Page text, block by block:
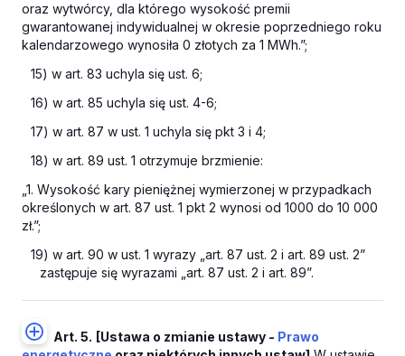
oraz wytwórcy, dla którego wysokość premii
gwarantowanej indywidualnej w okresie poprzedniego roku
kalendarzowego wynosiła 0 złotych za 1 MWh.”;
15) w art. 83 uchyla się ust. 6;
16) w art. 85 uchyla się ust. 4-6;
17) w art. 87 w ust. 1 uchyla się pkt 3 i 4;
18) w art. 89 ust. 1 otrzymuje brzmienie:
„1. Wysokość kary pieniężnej wymierzonej w przypadkach
określonych w art. 87 ust. 1 pkt 2 wynosi od 1000 do 10 000
zł.”;
19) w art. 90 w ust. 1 wyrazy „art. 87 ust. 2 i art. 89 ust. 2”
zastępuje się wyrazami „art. 87 ust. 2 i art. 89”.
Art. 5. [Ustawa o zmianie ustawy - Prawo